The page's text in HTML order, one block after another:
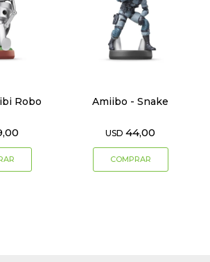
Robo Amiibo - Snake
USD 44,00